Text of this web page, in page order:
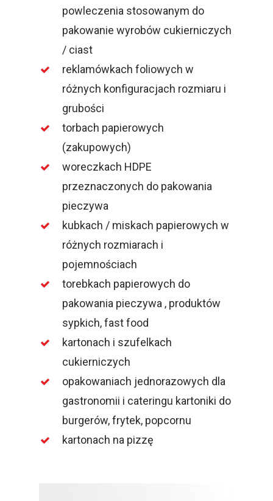
powleczenia stosowanym do
pakowanie wyrobów cukierniczych
/ ciast
reklamówkach foliowych w
różnych konfiguracjach rozmiaru i
grubości
torbach papierowych
(zakupowych)
woreczkach HDPE
przeznaczonych do pakowania
pieczywa
kubkach / miskach papierowych w
różnych rozmiarach i
pojemnościach
torebkach papierowych do
pakowania pieczywa , produktów
sypkich, fast food
kartonach i szufelkach
cukierniczych
opakowaniach jednorazowych dla
gastronomii i cateringu kartoniki do
burgerów, frytek, popcornu
kartonach na pizzę